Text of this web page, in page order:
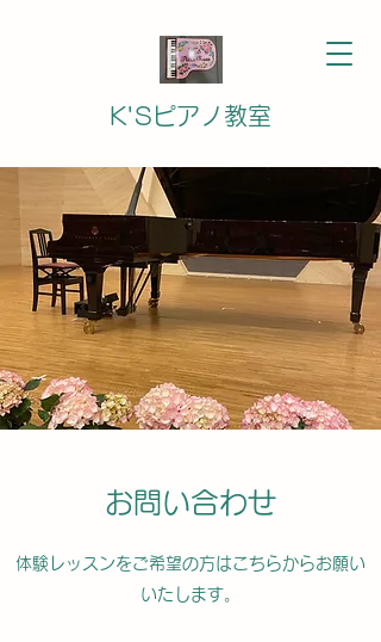
K'Sピアノ教室
お問い合わせ
体験レッスンをご希望の方はこちらからお願い
いたします。